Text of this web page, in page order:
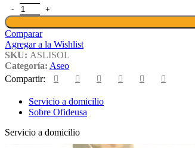
Comparar
Agregar a la Wishlist
SKU: ASLISOL
Categoría: Aseo
Compartir:
Servicio a domicilio
Sobre Ofideusa
Servicio a domicilio